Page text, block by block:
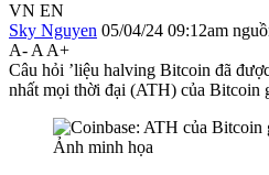
VN EN
Sky Nguyen 05/04/24 09:12am
A- A A+
Câu hỏi ’liệu halving Bitcoin đã
nhất mọi thời đại (ATH) của Bitcoin
Ảnh minh họa